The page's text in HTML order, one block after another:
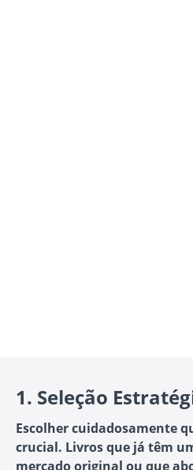
1. Seleção
Escolher cuidadosamente
crucial. Livros que já têm
mercado original ou que